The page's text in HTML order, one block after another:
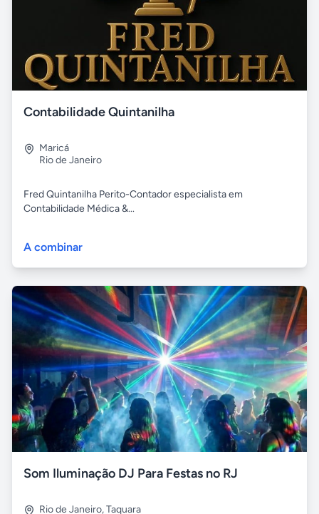
Contabilidade Quintanilha
Maricá
Rio de Janeiro
Fred Quintanilha Perito-Contador especialista em
Contabilidade Médica &...
A combinar
Som Iluminação DJ Para Festas no RJ
Rio de Janeiro,Taquara